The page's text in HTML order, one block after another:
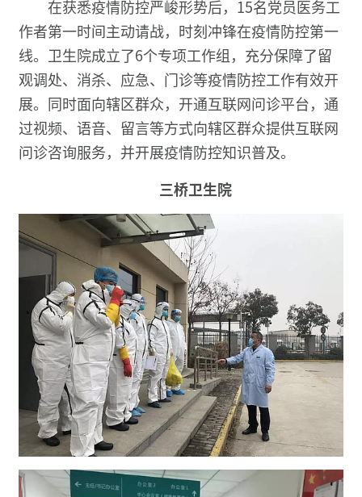
在获悉疫情防控严峻形势后，15名党员医务工
作者第一时间主动请战，时刻冲锋在疫情防控第一
线。卫生院成立了6个专项工作组，充分保障了留
观调处、消杀、应急、门诊等疫情防控工作有效开
展。同时面向辖区群众，开通互联网问诊平台，通
过视频、语音、留言等方式向辖区群众提供互联网
问诊咨询服务，并开展疫情防控知识普及。
三桥卫生院